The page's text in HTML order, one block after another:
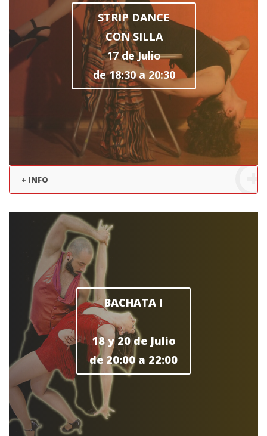
STRIP DANCE
CON SILLA
17 de Julio
de 18:30 a 20:30
+ INFO
BACHATA I
18 y 20 de Julio
de 20:00 a 22:00